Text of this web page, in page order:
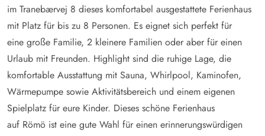
im Tranebærvej 8 dieses komfortabel ausgestattete Ferienhaus
mit Platz für bis zu 8 Personen. Es eignet sich perfekt für
eine große Familie, 2 kleinere Familien oder aber für einen
Urlaub mit Freunden. Highlight sind die ruhige Lage, die
komfortable Ausstattung mit Sauna, Whirlpool, Kaminofen,
Wärmepumpe sowie Aktivitätsbereich und einem eigenen
Spielplatz für eure Kinder. Dieses schöne Ferienhaus
auf Römö ist eine gute Wahl für einen erinnerungswürdigen